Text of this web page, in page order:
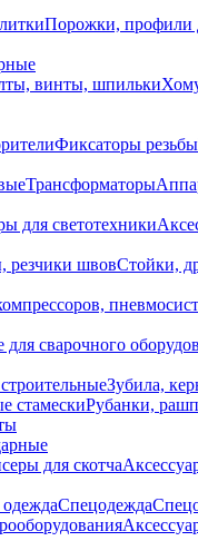
Порожки, профили
винты, шпильки
Фиксаторы резьбы
Трансформаторы
для светотехники
резчики швовСтойки,
сварочного
Зубила,
стамескиРубанки,
для скотча
Спецодежда